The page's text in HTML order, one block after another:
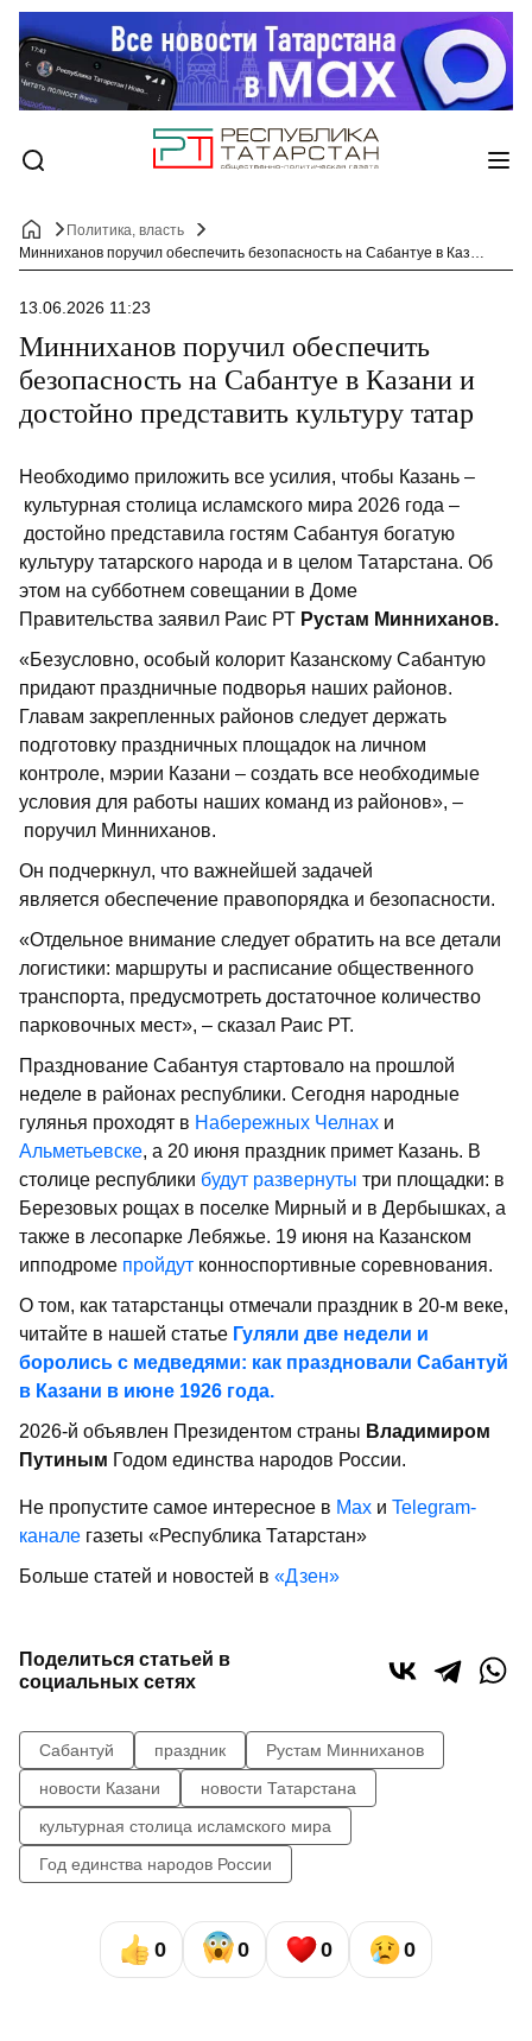
Политика, власть
Минниханов поручил обеспечить безопасность на Сабантуе в Казани и достойно представить культуру татар
13.06.2026 11:23
Минниханов поручил обеспечить
безопасность на Сабантуе в Казани и
достойно представить культуру татар
Необходимо приложить все усилия, чтобы Казань –
культурная столица исламского мира 2026 года –
достойно представила гостям Сабантуя богатую
культуру татарского народа и в целом Татарстана. Об
этом на субботнем совещании в Доме
Правительства заявил Раис РТ Рустам Минниханов.
«Безусловно, особый колорит Казанскому Сабантую
придают праздничные подворья наших районов.
Главам закрепленных районов следует держать
подготовку праздничных площадок на личном
контроле, мэрии Казани – создать все необходимые
условия для работы наших команд из районов», –
поручил Минниханов.
Он подчеркнул, что важнейшей задачей
является обеспечение правопорядка и безопасности.
«Отдельное внимание следует обратить на все детали
логистики: маршруты и расписание общественного
транспорта, предусмотреть достаточное количество
парковочных мест», – сказал Раис РТ.
Празднование Сабантуя стартовало на прошлой
неделе в районах республики. Сегодня народные
гулянья проходят в Набережных Челнах и
Альметьевске, а 20 июня праздник примет Казань. В
столице республики будут развернуты три площадки: в
Березовых рощах в поселке Мирный и в Дербышках, а
также в лесопарке Лебяжье. 19 июня на Казанском
ипподроме пройдут конноспортивные соревнования.
О том, как татарстанцы отмечали праздник в 20-м веке,
читайте в нашей статье Гуляли две недели и
боролись с медведями: как праздновали Сабантуй
в Казани в июне 1926 года.
2026-й объявлен Президентом страны Владимиром
Путиным Годом единства народов России.
Не пропустите самое интересное в Max и Telegram-
канале газеты «Республика Татарстан»
Больше статей и новостей в «Дзен»
Поделиться статьей в
социальных сетях
Сабантуй праздник
Рустам Минниханов
новости Казани
новости Татарстана
культурная столица исламского мира
Год единства народов России
0 0 0 0